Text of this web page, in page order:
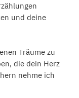
und deine
Träume zu
die dein Herz
nehme ich